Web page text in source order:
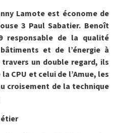
Lamote est économe de
3 Paul Sabatier. Benoît
responsable de la qualité
et de l’énergie à
travers un double regard, ils
CPU et celui de l’Amue, les
croisement de la technique